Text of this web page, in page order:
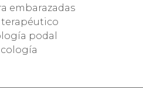
embarazadas
terapéutico
podal